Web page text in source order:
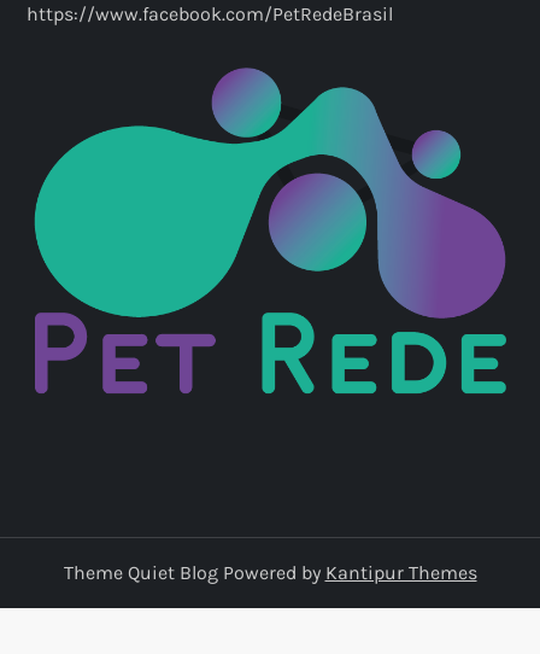
https://www.facebook.com/PetRedeBrasil
Theme Quiet Blog Powered by Kantipur Themes